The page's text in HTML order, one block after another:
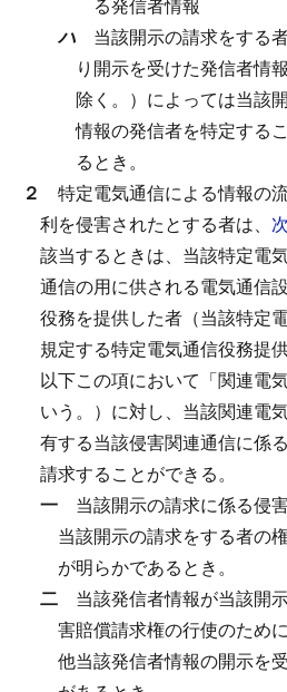
ハ 当該開示の請求をする
り開示を受けた発信者情
除く。）によっては当該
情報の発信者を特定する
るとき。
２ 特定電気通信による情報の
利を侵害されたとする者は、
該当するときは、当該特定電
通信の用に供される電気通信
役務を提供した者（当該特定
規定する特定電気通信役務提
以下この項において「関連電
いう。）に対し、当該関連電
有する当該侵害関連通信に係
請求することができる。
一 当該開示の請求に係る侵
当該開示の請求をする者の
が明らかであるとき。
二 当該発信者情報が当該開
害賠償請求権の行使のため
他当該発信者情報の開示を